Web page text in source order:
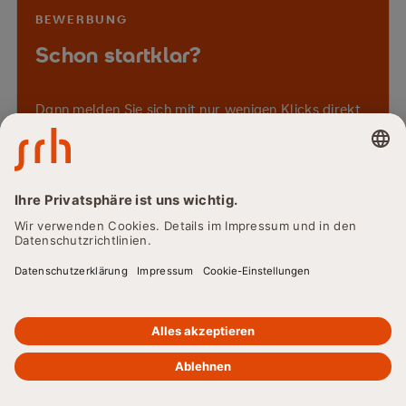
BEWERBUNG
Schon startklar?
Dann melden Sie sich mit nur wenigen Klicks direkt
online an. Sichern Sie sich Ihren Studienplatz im
Fernstudium Gesundheitspsychologie.
Jetzt bewerben
Vom BDP anerkannter Studiengang